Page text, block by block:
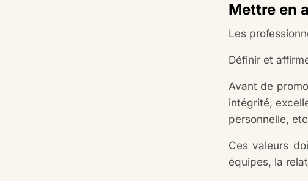
Mettre en
Les
Définir et
Avant de
intégrité,
personnelle,
Ces valeurs
équipes, la